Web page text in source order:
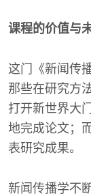
课程的价值与
这门《新闻传
那些在研究方
打开新世界大
地完成论文；
表研究成果。
新闻传播学不